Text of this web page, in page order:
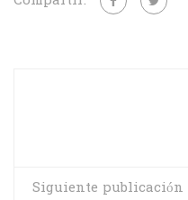
Siguiente publicación